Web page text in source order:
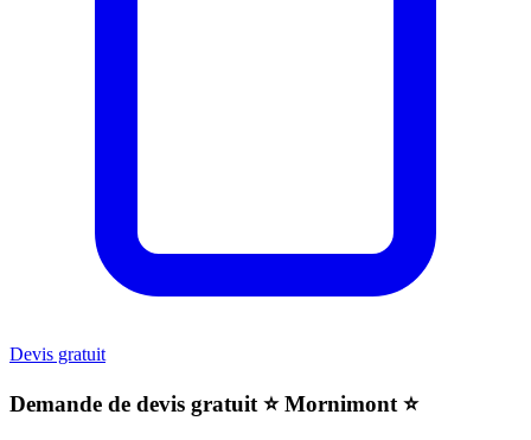
Devis gratuit
Demande de devis gratuit ⭐️ Mornimont ⭐️